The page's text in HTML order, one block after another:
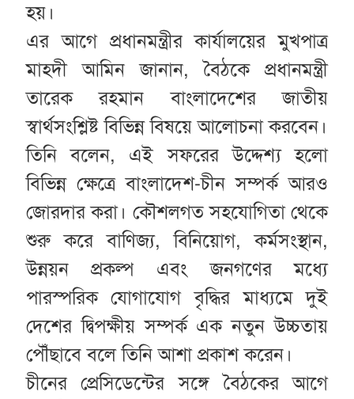
হয়।
এর আগে প্রধানমন্ত্রীর কার্যালয়ের মুখপাত্র
মাহদী আমিন জানান, বৈঠকে প্রধানমন্ত্রী
তারেক রহমান বাংলাদেশের জাতীয়
স্বার্থসংশ্লিষ্ট বিভিন্ন বিষয়ে আলোচনা করবেন।
তিনি বলেন, এই সফরের উদ্দেশ্য হলো
বিভিন্ন ক্ষেত্রে বাংলাদেশ-চীন সম্পর্ক আরও
জোরদার করা। কৌশলগত সহযোগিতা থেকে
শুরু করে বাণিজ্য, বিনিয়োগ, কর্মসংস্থান,
উন্নয়ন প্রকল্প এবং জনগণের মধ্যে
পারস্পরিক যোগাযোগ বৃদ্ধির মাধ্যমে দুই
দেশের দ্বিপক্ষীয় সম্পর্ক এক নতুন উচ্চতায়
পৌঁছাবে বলে তিনি আশা প্রকাশ করেন।
চীনের প্রেসিডেন্টের সঙ্গে বৈঠকের আগে